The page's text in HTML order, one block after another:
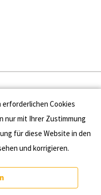
Cookies
nur mit Ihrer Zustimmung
für diese Website in den
und korrigieren.